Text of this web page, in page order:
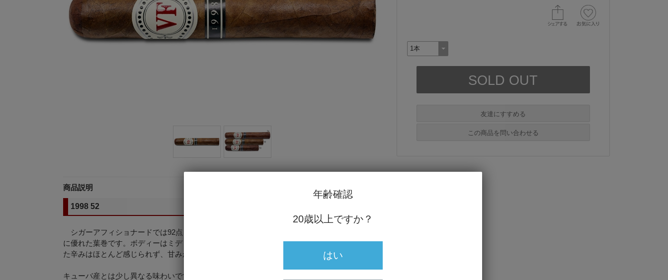
商品説明
1998 52
シガーアフィショナードでは92点レビューを3回獲得している、プライスバリューのバランス
に優れた葉巻です。ボディーはミディアム。50とは異なる風味で、ニコチン系のピリピリとし
た辛みはほとんど感じられず、甘みが明確に強いです。
キューバ産とは少し異なる味わいですが、クランベリーの甘みに僅かな酸味、香ばしさはロー
友達にすすめる
必須
この商品を問い合わせる
年齢確認
20歳以上ですか？
はい